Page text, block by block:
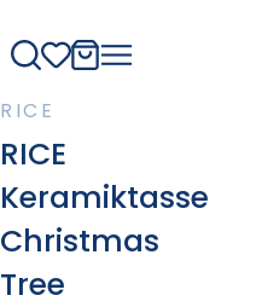
RICE
RICE
Keramiktasse
Christmas
Tree